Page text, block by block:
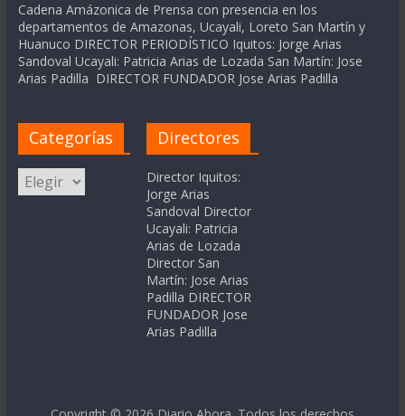
Cadena Amázonica de Prensa con presencia en los
departamentos de Amazonas, Ucayali, Loreto San Martín y
Huanuco DIRECTOR PERIODÍSTICO Iquitos: Jorge Arias
Sandoval Ucayali: Patricia Arias de Lozada San Martín: Jose
Arias Padilla DIRECTOR FUNDADOR Jose Arias Padilla
Categorías
Categorías
Directores
Director Iquitos:
Jorge Arias
Sandoval Director
Ucayali: Patricia
Arias de Lozada
Director San
Martín: Jose Arias
Padilla DIRECTOR
FUNDADOR Jose
Arias Padilla